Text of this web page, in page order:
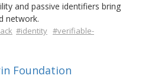
and passive identifiers bring
network.
#identity #verifiable-
Foundation